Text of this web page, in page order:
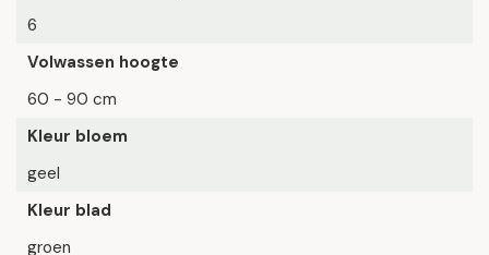
6
Volwassen hoogte
60 - 90 cm
Kleur bloem
geel
Kleur blad
groen